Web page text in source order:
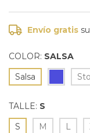
Envío gratis
COLOR: SALSA
Salsa
TALLE: S
S
M L